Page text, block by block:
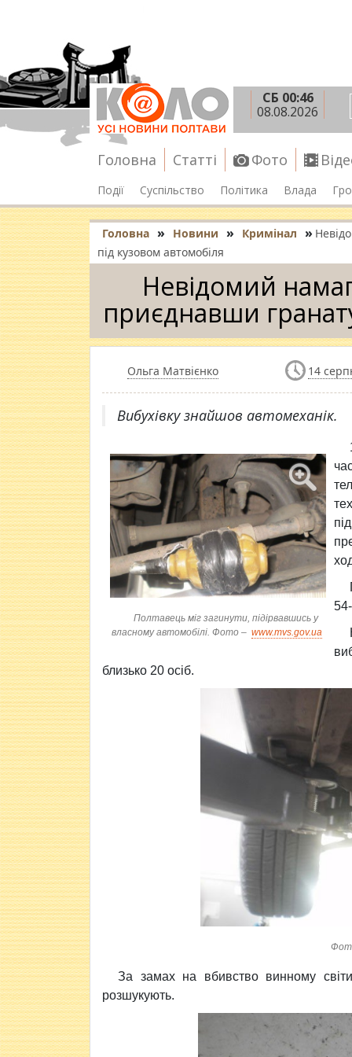
СБ 00:46
08.08.2026
Головна Статті Фото
Події Суспільство Політика Влада
Головна » Новини » Кримінал »
під кузовом автомобіля
Невідомий
приєднавши
Ольга Матвієнко 14
Вибухівку знайшов автомеханік.
Полтавець міг загинути, підірвавшись у
власному автомобілі. Фото – www.mvs.gov.ua
близько 20 осіб.
За замах на вбивство винному
розшукують.